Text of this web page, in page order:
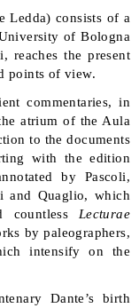
Ledda) consists of a
of Bologna
reaches the present
points of view.
commentaries, in
atrium of the Aula
to the documents
with the edition
by Pascoli,
and Quaglio, which
countless Lecturae
by paleographers,
intensify on the
Dante’s birth